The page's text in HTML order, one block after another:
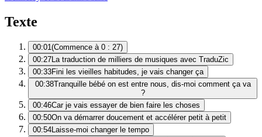
Texte
00:01(Commence à 0 : 27)
00:27La traduction de milliers de musiques avec TraduZic
00:33Fini les vieilles habitudes, je vais changer ça
00:38Tranquille bébé on est entre nous, dis-moi comment ça va
?
00:46Car je vais essayer de bien faire les choses
00:50On va démarrer doucement et accélérer petit à petit
00:54Laisse-moi changer le tempo